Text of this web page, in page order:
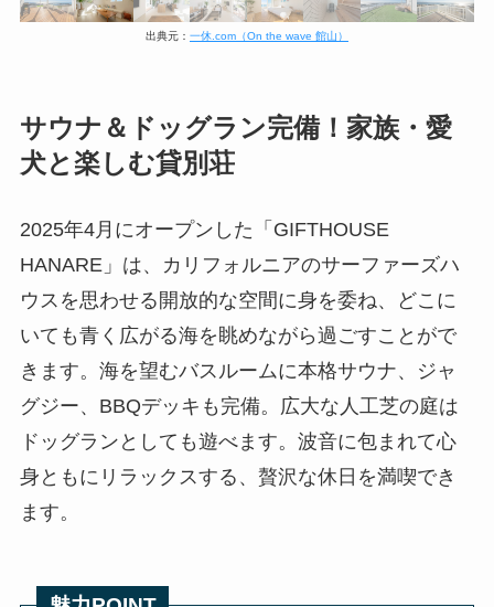
出典元： 一休.com（On the wave 館山）
サウナ＆ドッグラン完備！家族・愛
犬と楽しむ貸別荘
2025年4月にオープンした「GIFTHOUSE
HANARE」は、カリフォルニアのサーファーズハ
ウスを思わせる開放的な空間に身を委ね、どこに
いても青く広がる海を眺めながら過ごすことがで
きます。海を望むバスルームに本格サウナ、ジャ
グジー、BBQデッキも完備。広大な人工芝の庭は
ドッグランとしても遊べます。波音に包まれて心
身ともにリラックスする、贅沢な休日を満喫でき
ます。